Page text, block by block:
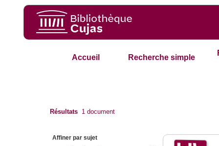
Accueil Recherche simple
Résultats 1 document
Affiner par sujet